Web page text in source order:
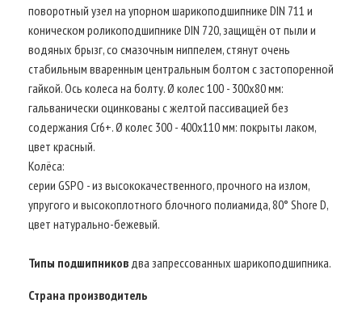
поворотный узел на упорном шарикоподшипнике DIN 711 и
коническом роликоподшипнике DIN 720, защищён от пыли и
водяных брызг, со смазочным ниппелем, стянут очень
стабильным вваренным центральным болтом с застопоренной
гайкой. Ось колеса на болту. Ø колес 100 - 300х80 мм:
гальванически оцинкованы с желтой пассивацией без
содержания Cr6+. Ø колес 300 - 400х110 мм: покрыты лаком,
цвет красный.
Колёса:
серии GSPO - из высококачественного, прочного на излом,
упругого и высокоплотного блочного полиамида, 80° Shore D,
цвет натурально-бежевый.
Типы подшипников два запрессованных шарикоподшипника.
Страна производитель